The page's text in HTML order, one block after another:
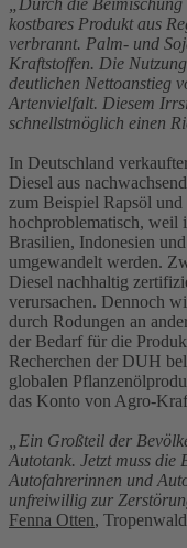
kostbares Produkt aus
verbrannt. Palm- und
Kraftstoffen. Die
deutlichen Nettoanstieg
Artenvielfalt. Diesem
schnellstmöglich einen
In Deutschland
Diesel aus
zum Beispiel Rapsöl
hochproblematisch, weil
Brasilien, Indonesien
umgewandelt werden.
Diesel nachhaltig
verursachen. Dennoch
durch Rodungen an
der Bedarf für die
Recherchen der DUH
globalen
das Konto von Agro-
„Ein Großteil der
Autotank. Jetzt muss die
Autofahrerinnen und
unfreiwillig zur
Fenna Otten,